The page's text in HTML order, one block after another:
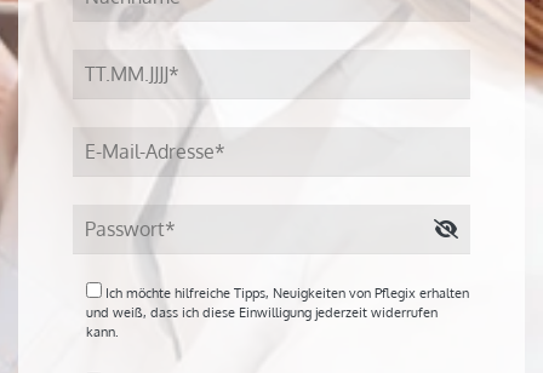
Ich möchte hilfreiche Tipps, Neuigkeiten von Pflegix erhalten
und weiß, dass ich diese Einwilligung jederzeit widerrufen
kann.